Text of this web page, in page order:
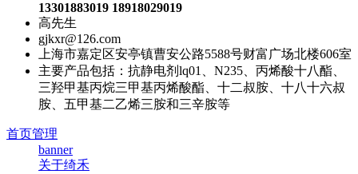
13301883019 18918029019
高先生
gjkxr@126.com
上海市嘉定区安亭镇曹安公路5588号财富广场北楼606室
主要产品包括：抗静电剂lq01、N235、丙烯酸十八酯、
三羟甲基丙烷三甲基丙烯酸酯、十二叔胺、十八十六叔
胺、五甲基二乙烯三胺和三辛胺等
首页管理
banner
关于绮禾